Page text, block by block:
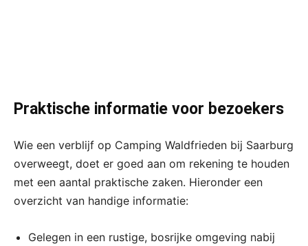
Praktische informatie voor bezoekers
Wie een verblijf op Camping Waldfrieden bij Saarburg
overweegt, doet er goed aan om rekening te houden
met een aantal praktische zaken. Hieronder een
overzicht van handige informatie:
Gelegen in een rustige, bosrijke omgeving nabij